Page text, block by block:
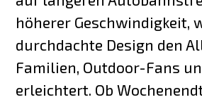
höherer Geschwindigkeit,
durchdachte Design den
Familien, Outdoor-Fans
erleichtert. Ob